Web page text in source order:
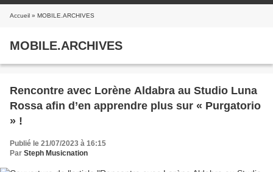
Accueil » MOBILE.ARCHIVES
MOBILE.ARCHIVES
Rencontre avec Lorène Aldabra au Studio Luna
Rossa afin d’en apprendre plus sur « Purgatorio
» !
Publié le 21/07/2023 à 16:15
Par Steph Musicnation